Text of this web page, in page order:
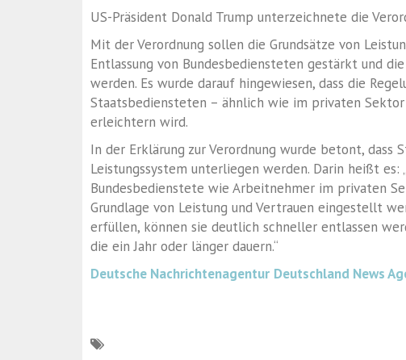
US-Präsident Donald Trump unterzeichnete die
Mit der Verordnung sollen die Grundsätze von
Entlassung von Bundesbediensteten gestärkt und
werden. Es wurde darauf hingewiesen, dass die
Staatsbediensteten – ähnlich wie im privaten
erleichtern wird.
In der Erklärung zur Verordnung wurde betont,
Leistungssystem unterliegen werden. Darin heißt es:
Bundesbedienstete wie Arbeitnehmer im privaten
Grundlage von Leistung und Vertrauen eingestellt
erfüllen, können sie deutlich schneller entlassen
die ein Jahr oder länger dauern.“
Deutsche Nachrichtenagentur Deutschland News